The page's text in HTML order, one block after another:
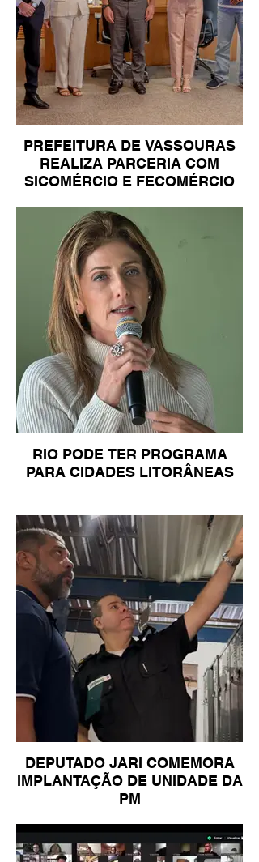
PREFEITURA DE VASSOURAS
REALIZA PARCERIA COM
SICOMÉRCIO E FECOMÉRCIO
RIO PODE TER PROGRAMA
PARA CIDADES LITORÂNEAS
DEPUTADO JARI COMEMORA
IMPLANTAÇÃO DE UNIDADE DA
PM